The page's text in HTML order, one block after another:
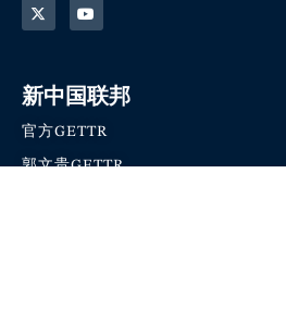
新中国联邦
官方GETTR
郭文贵GETTR